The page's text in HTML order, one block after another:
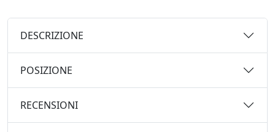
DESCRIZIONE
POSIZIONE
RECENSIONI